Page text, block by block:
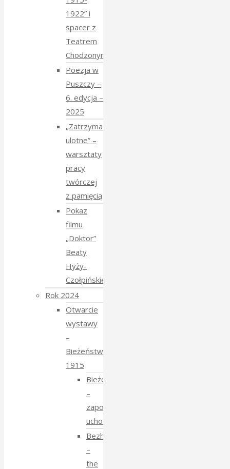
1922” i
spacer z
Teatrem
Chodzonym
Poezja w
Puszczy –
6. edycja –
2025
„Zatrzymać
ulotne” –
warsztaty
pracy
twórczej
z pamięcią
Pokaz
filmu
„Doktor”
Beaty
Hyży-
Czołpińskiej
Rok 2024
Otwarcie
wystawy
–
Bieżeństwo
1915
Bieżeństwo
–
zapomniane
uchodźstwo
Bezhenstvo
–
the